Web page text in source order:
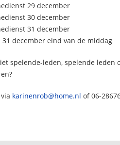
29 december
30 december
31 december
31 december eind van de middag
spelende-leden, spelende leden
karinenrob@home.nl of 06-